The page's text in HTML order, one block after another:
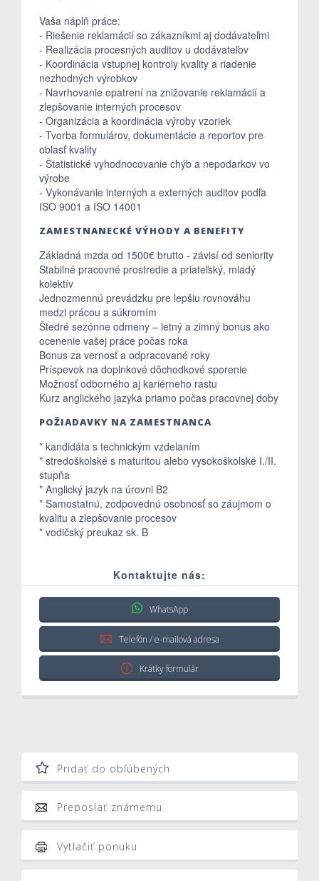
Vaša náplň práce:
- Riešenie reklamácií so zákazníkmi aj dodávateľmi
- Realizácia procesných auditov u dodávateľov
- Koordinácia vstupnej kontroly kvality a riadenie
nezhodných výrobkov
- Navrhovanie opatrení na znižovanie reklamácií a
zlepšovanie interných procesov
- Organizácia a koordinácia výroby vzoriek
- Tvorba formulárov, dokumentácie a reportov pre
oblasť kvality
- Štatistické vyhodnocovanie chýb a nepodarkov vo
výrobe
- Vykonávanie interných a externých auditov podľa
ISO 9001 a ISO 14001
ZAMESTNANECKÉ VÝHODY A BENEFITY
Základná mzda od 1500€ brutto - závisí od seniority
Stabilné pracovné prostredie a priateľský, mladý
kolektív
Jednozmennú prevádzku pre lepšiu rovnováhu
medzi prácou a súkromím
Štedré sezónne odmeny – letný a zimný bonus ako
ocenenie vašej práce počas roka
Bonus za vernosť a odpracované roky
Príspevok na doplnkové dôchodkové sporenie
Možnosť odborného aj kariérneho rastu
Kurz anglického jazyka priamo počas pracovnej doby
POŽIADAVKY NA ZAMESTNANCA
* kandidáta s technickým vzdelaním
* stredoškolské s maturitou alebo vysokoškolské I./II.
stupňa
* Anglický jazyk na úrovni B2
* Samostatnú, zodpovednú osobnosť so záujmom o
kvalitu a zlepšovanie procesov
* vodičský preukaz sk. B
Kontaktujte nás:
WhatsApp
Telefón / e-mailová adresa
Krátky formulár
Pridať do obľúbených
Preposlať známemu
Vytlačiť ponuku